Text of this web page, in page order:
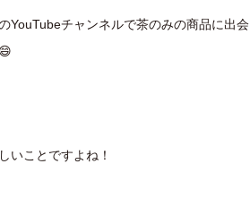
YouTubeチャンネルで茶のみの商品に出会
いことですよね！